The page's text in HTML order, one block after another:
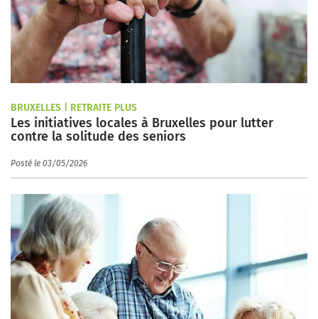
BRUXELLES | RETRAITE PLUS
Les initiatives locales à Bruxelles pour lutter
contre la solitude des seniors
Posté le 03/05/2026